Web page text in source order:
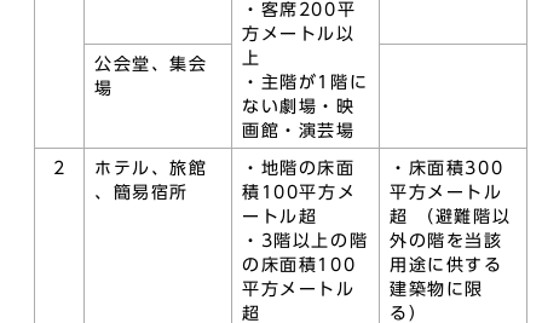
・客席200平
方メートル以
上
・主階が1階に
ない劇場・映
画館・演芸場
公会堂、集会
場
2
ホテル、旅館
、簡易宿所
・地階の床面
積100平方メ
ートル超
・3階以上の階
の床面積100
平方メートル
超
・床面積300
平方メートル
超 （避難階以
外の階を当該
用途に供する
建築物に限
る）